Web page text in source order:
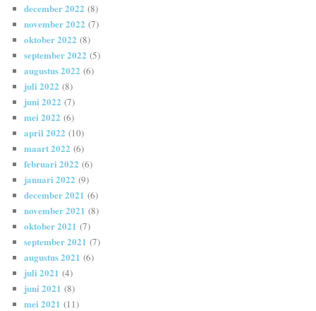
december 2022 (8)
november 2022 (7)
oktober 2022 (8)
september 2022 (5)
augustus 2022 (6)
juli 2022 (8)
juni 2022 (7)
mei 2022 (6)
april 2022 (10)
maart 2022 (6)
februari 2022 (6)
januari 2022 (9)
december 2021 (6)
november 2021 (8)
oktober 2021 (7)
september 2021 (7)
augustus 2021 (6)
juli 2021 (4)
juni 2021 (8)
mei 2021 (11)